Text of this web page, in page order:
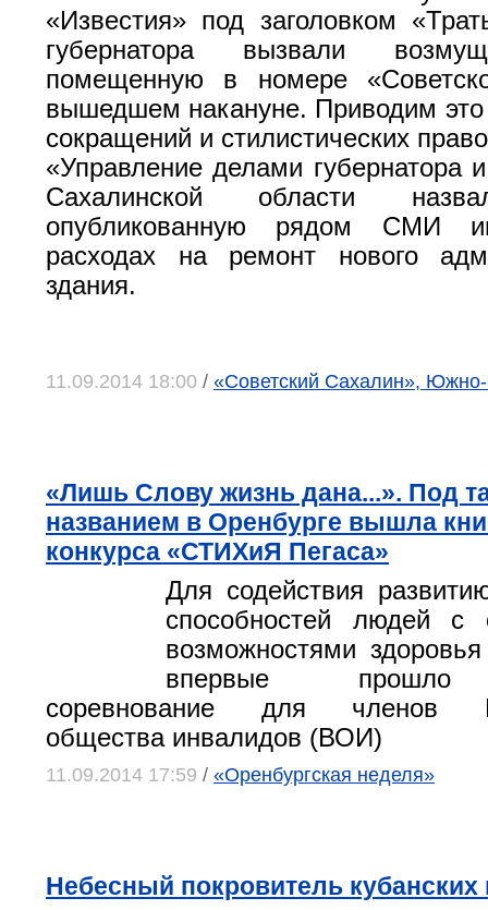
«Известия» под заголовком
губернатора вызвали
помещенную в номере
вышедшем накануне. Приводим
сокращений и стилистических
«Управление делами губернатора
Сахалинской области
опубликованную рядом СМИ
расходах на ремонт нового
здания.
11.09.2014 18:00 / «Советский Сахалин»,
«Лишь Слову жизнь дана...». Под
названием в Оренбурге вышла
конкурса «СТИХиЯ Пегаса»
Для содействия
способностей людей с
возможностями
впервые прошло
соревнование для членов
общества инвалидов (ВОИ)
11.09.2014 17:59 / «Оренбургская неделя»
Небесный покровитель кубанских